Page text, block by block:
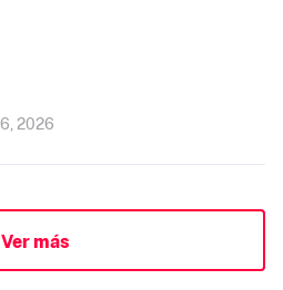
2026
Ver más